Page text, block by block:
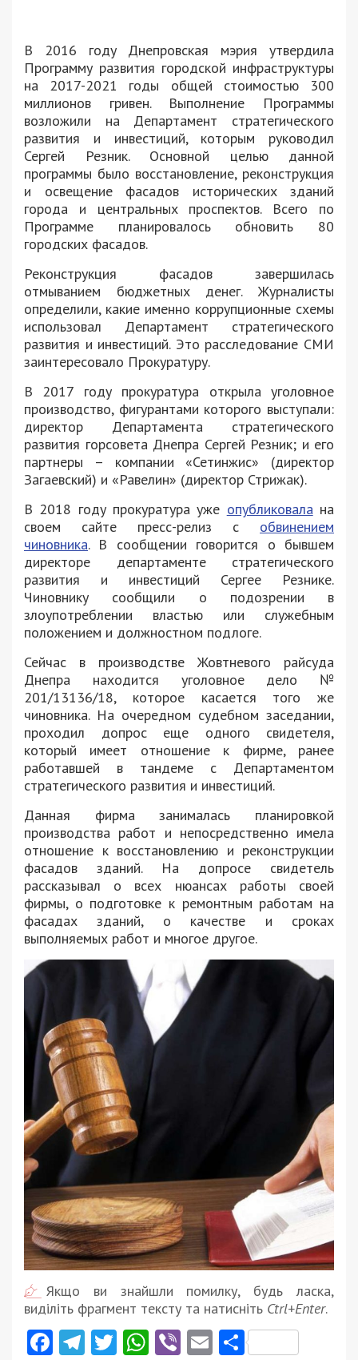
В 2016 году Днепровская мэрия утвердила
Программу развития городской инфраструктуры
на 2017-2021 годы общей стоимостью 300
миллионов гривен. Выполнение Программы
возложили на Департамент стратегического
развития и инвестиций, которым руководил
Сергей Резник. Основной целью данной
программы было восстановление, реконструкция
и освещение фасадов исторических зданий
города и центральных проспектов. Всего по
Программе планировалось обновить 80
городских фасадов.
Реконструкция фасадов завершилась
отмыванием бюджетных денег. Журналисты
определили, какие именно коррупционные схемы
использовал Департамент стратегического
развития и инвестиций. Это расследование СМИ
заинтересовало Прокуратуру.
В 2017 году прокуратура открыла уголовное
производство, фигурантами которого выступали:
директор Департамента стратегического
развития горсовета Днепра Сергей Резник; и его
партнеры – компании «Сетинжис» (директор
Загаевский) и «Равелин» (директор Стрижак).
В 2018 году прокуратура уже опубликовалана
своем сайте пресс-релиз с обвинением
чиновника. В сообщении говорится о бывшем
директоре департаменте стратегического
развития и инвестиций Сергее Резнике.
Чиновнику сообщили о подозрении в
злоупотреблении властью или служебным
положением и должностном подлоге.
Сейчас в производстве Жовтневого райсуда
Днепра находится уголовное дело №
201/13136/18, которое касается того же
чиновника. На очередном судебном заседании,
проходил допрос еще одного свидетеля,
который имеет отношение к фирме, ранее
работавшей в тандеме с Департаментом
стратегического развития и инвестиций.
Данная фирма занималась планировкой
производства работ и непосредственно имела
отношение к восстановлению и реконструкции
фасадов зданий. На допросе свидетель
рассказывал о всех нюансах работы своей
фирмы, о подготовке к ремонтным работам на
фасадах зданий, о качестве и сроках
выполняемых работ и многое другое.
Якщо ви знайшли помилку, будь ласка,
виділіть фрагмент тексту та натисніть Ctrl+Enter.
Facebook
Telegram
Twitter
WhatsApp
ViberEmail